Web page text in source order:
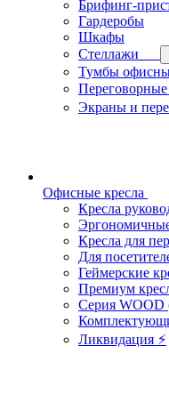
Брифинг-
Гардеробы
Шкафы
Стеллажи
Тумбы
Экраны и
Офисные кресла
Кресла
Кресла для
Для
Геймерские
Премиум
Серия
Ликвидация ⚡